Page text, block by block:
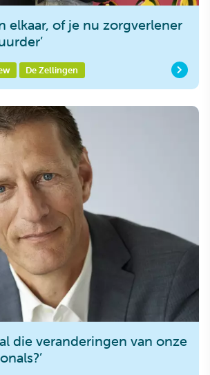
elkaar, of je nu zorgverlener
De Zellingen
die veranderingen van onze